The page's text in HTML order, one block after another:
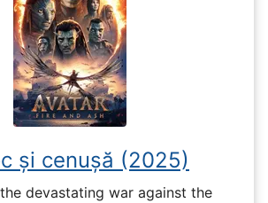
și cenușă (2025)
devastating war against the